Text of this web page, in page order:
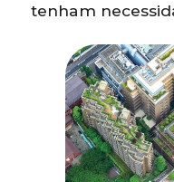
tenham